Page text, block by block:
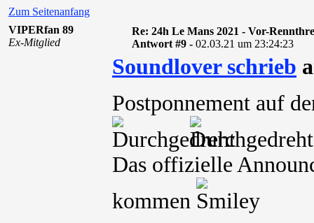
Zum Seitenanfang
VIPERfan 89
Ex-Mitglied
Re: 24h Le Mans 2021 - Vor-
Antwort #9 - 02.03.21 um 23:24:23
Soundlover schrieb
Postponnement auf
Das offizielle
kommen